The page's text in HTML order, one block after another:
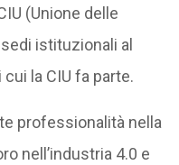
(Unione delle
istituzionali al
cui la CIU fa parte.
professionalità nella
nell’industria 4.0 e